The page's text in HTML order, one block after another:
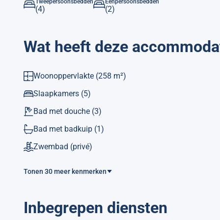
warmtepomp verwarming, airconditioning,
Toerist. Ref.: VUT0515774-A
Tweepersoonsbedden
(4)
Eenpersoonsbedden
(2)
Wat heeft deze
Woonoppervlakte (258 m²)
Slaapkamers (5)
Bad met douche (3)
Bad met badkuip (1)
Zwembad (privé)
Tonen 30 meer kenmerken
Inbegrepen diensten